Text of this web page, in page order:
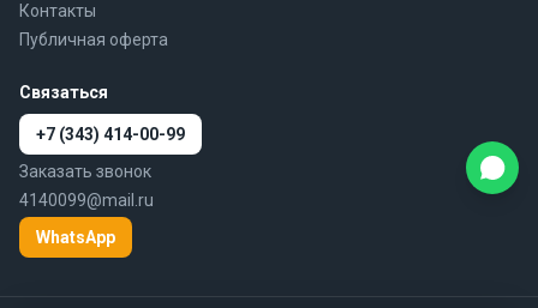
Контакты
Публичная оферта
Связаться
+7 (343) 414-00-99
Заказать звонок
4140099@mail.ru
WhatsApp